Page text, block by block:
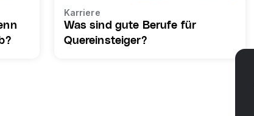
Karriere
Was sind gute Berufe für
Quereinsteiger?